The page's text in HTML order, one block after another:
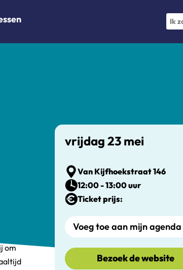
om
vrijdag 23 mei
Van Kijfhoekstraat 146
12:00 - 13:00 uur
Ticket prijs:
Voeg toe aan mijn agenda
Bezoek de website